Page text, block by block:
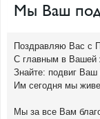
Мы Ваш
Поздравляю Вас с
С главным в Вашей
Знайте: подвиг Ваш
Им сегодня мы
Мы за все Вам